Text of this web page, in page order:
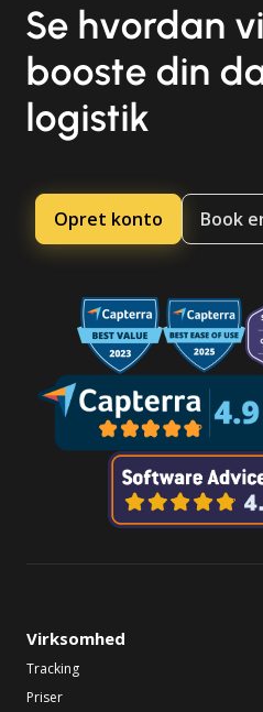
Se hvordan
booste din
logistik
Opret konto Book
Virksomhed
Tracking
Priser